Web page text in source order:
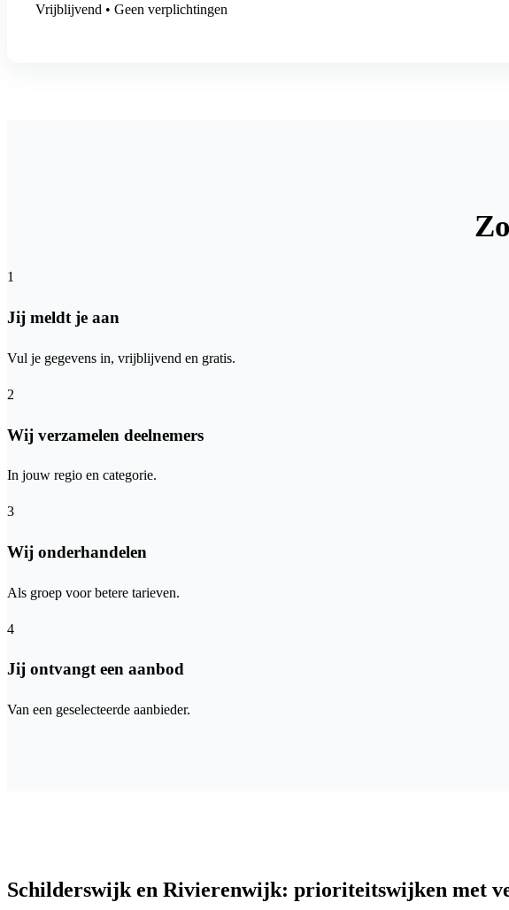
Vrijblijvend • Geen verplichtingen
1
Jij meldt je aan
Vul je gegevens in, vrijblijvend en gratis.
2
Wij verzamelen deelnemers
In jouw regio en categorie.
3
Wij onderhandelen
Als groep voor betere tarieven.
4
Jij ontvangt een aanbod
Van een geselecteerde aanbieder.
Schilderswijk en Rivierenwijk: prioriteitswijken met